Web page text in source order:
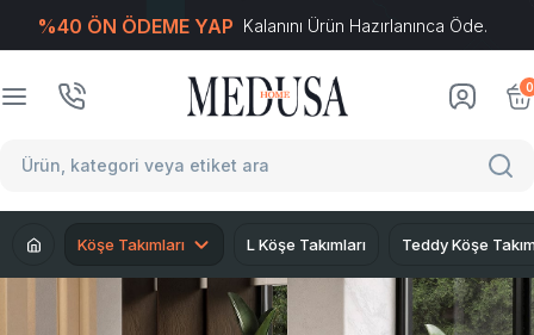
%40 ÖN ÖDEME YAP Kalanını Ürün Hazırlanınca Öde.
0
Köşe Takımları L Köşe Takımları Teddy Köşe
T-Soft E-Ticaret Sistemleriyle Hazırlanmıştır.